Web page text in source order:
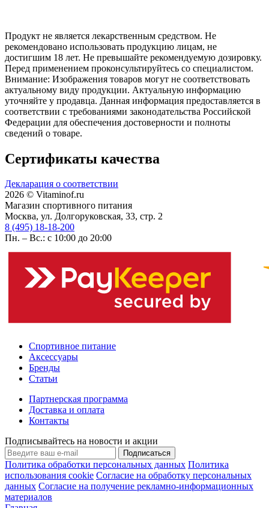
Продукт не является лекарственным средством. Не
рекомендовано использовать продукцию лицам, не
достигшим 18 лет. Не превышайте рекомендуемую дозировку.
Перед применением проконсультируйтесь со специалистом.
Внимание: Изображения товаров могут не соответствовать
актуальному виду продукции. Актуальную информацию
уточняйте у продавца. Данная информация предоставляется в
соответствии с требованиями законодательства Российской
Федерации для обеспечения достоверности и полноты
сведений о товаре.
Сертификаты качества
Декларация о соответствии
2026 © Vitaminof.ru
Магазин спортивного питания
Москва, ул. Долгоруковская, 33, стр. 2
8 (495) 18-18-200
Пн. – Вс.: с 10:00 до 20:00
Спортивное питание
Аксессуары
Бренды
Статьи
Партнерская программа
Доставка и оплата
Контакты
Подписывайтесь на новости и акции
Подписаться
Политика обработки персональных данных Политика
использования cookie Согласие на обработку персональных
данных Согласие на получение рекламно-информационных
материалов